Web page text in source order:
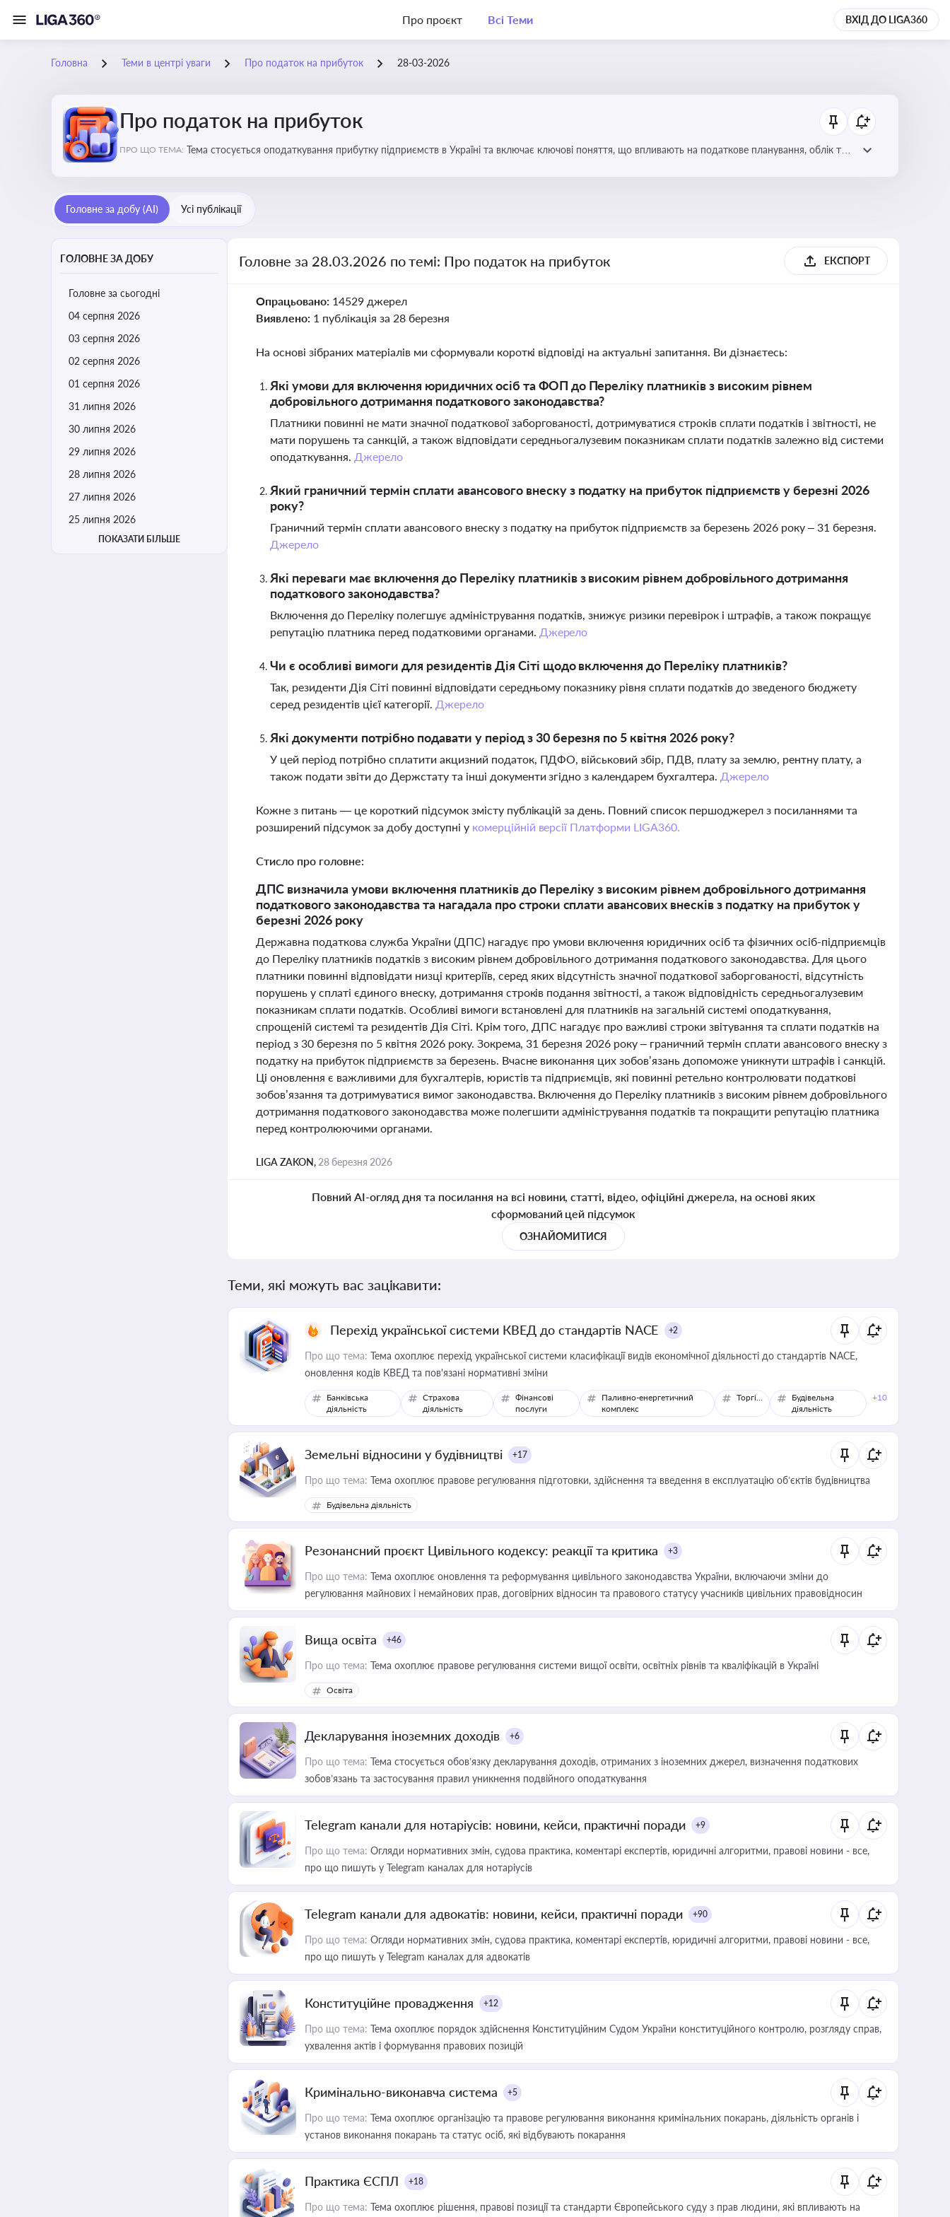
Про проєкт Всі Теми ВХІД ДО LIGA360
Головна Теми в центрі уваги Про податок на прибуток 28-03-2026
Про податок на прибуток
ПРО ЩО ТЕМА: Тема стосується оподаткування прибутку підприємств в Україні та включає ключові поняття, що впливають на податкове планування, облік та
Головне за добу (AI) Усі публікації
ГОЛОВНЕ ЗА ДОБУ
Головне за сьогодні
04 серпня 2026
03 серпня 2026
02 серпня 2026
01 серпня 2026
31 липня 2026
30 липня 2026
29 липня 2026
28 липня 2026
27 липня 2026
25 липня 2026
ПОКАЗАТИ БІЛЬШЕ
Головне за 28.03.2026 по темі: Про податок на прибуток ЕКСПОРТ
Опрацьовано: 14529 джерел
Виявлено: 1 публікація за 28 березня
На основі зібраних матеріалів ми сформували короткі відповіді на актуальні запитання. Ви дізнаєтесь:
Які умови для включення юридичних осіб та ФОП до Переліку платників з високим рівнем
добровільного дотримання податкового законодавства?
Платники повинні не мати значної податкової заборгованості, дотримуватися строків сплати податків і звітності, не
мати порушень та санкцій, а також відповідати середньогалузевим показникам сплати податків залежно від системи
оподаткування. Джерело
Який граничний термін сплати авансового внеску з податку на прибуток підприємств у березні 2026
року?
Граничний термін сплати авансового внеску з податку на прибуток підприємств за березень 2026 року – 31 березня.
Джерело
Які переваги має включення до Переліку платників з високим рівнем добровільного дотримання
податкового законодавства?
Включення до Переліку полегшує адміністрування податків, знижує ризики перевірок і штрафів, а також покращує
репутацію платника перед податковими органами. Джерело
Чи є особливі вимоги для резидентів Дія Сіті щодо включення до Переліку платників?
Так, резиденти Дія Сіті повинні відповідати середньому показнику рівня сплати податків до зведеного бюджету
серед резидентів цієї категорії. Джерело
Які документи потрібно подавати у період з 30 березня по 5 квітня 2026 року?
У цей період потрібно сплатити акцизний податок, ПДФО, військовий збір, ПДВ, плату за землю, рентну плату, а
також подати звіти до Держстату та інші документи згідно з календарем бухгалтера. Джерело
Кожне з питань — це короткий підсумок змісту публікацій за день. Повний список першоджерел з посиланнями та
розширений підсумок за добу доступні у комерційній версії Платформи LIGA360.
Стисло про головне:
ДПС визначила умови включення платників до Переліку з високим рівнем добровільного дотримання
податкового законодавства та нагадала про строки сплати авансових внесків з податку на прибуток у
березні 2026 року
Державна податкова служба України (ДПС) нагадує про умови включення юридичних осіб та фізичних осіб-підприємців
до Переліку платників податків з високим рівнем добровільного дотримання податкового законодавства. Для цього
платники повинні відповідати низці критеріїв, серед яких відсутність значної податкової заборгованості, відсутність
порушень у сплаті єдиного внеску, дотримання строків подання звітності, а також відповідність середньогалузевим
показникам сплати податків. Особливі вимоги встановлені для платників на загальній системі оподаткування,
спрощеній системі та резидентів Дія Сіті. Крім того, ДПС нагадує про важливі строки звітування та сплати податків на
період з 30 березня по 5 квітня 2026 року. Зокрема, 31 березня 2026 року – граничний термін сплати авансового внеску з
податку на прибуток підприємств за березень. Вчасне виконання цих зобов’язань допоможе уникнути штрафів і санкцій.
Ці оновлення є важливими для бухгалтерів, юристів та підприємців, які повинні ретельно контролювати податкові
зобов’язання та дотримуватися вимог законодавства. Включення до Переліку платників з високим рівнем добровільного
дотримання податкового законодавства може полегшити адміністрування податків та покращити репутацію платника
перед контролюючими органами.
LIGA ZAKON, 28 березня 2026
Повний AI-огляд дня та посилання на всі новини, статті, відео, офіційні джерела, на основі яких
сформований цей підсумок
ОЗНАЙОМИТИСЯ
Теми, які можуть вас зацікавити:
Перехід української системи КВЕД до стандартів NACE +2
Про що тема: Тема охоплює перехід української системи класифікації видів економічної діяльності до стандартів NACE,
оновлення кодів КВЕД та пов'язані нормативні зміни
Банківська
діяльність
Страхова
діяльність
Фінансові
послуги
Паливно-енергетичний
комплекс
Торгівля
Будівельна
діяльність
+10
Земельні відносини у будівництві +17
Про що тема: Тема охоплює правове регулювання підготовки, здійснення та введення в експлуатацію об’єктів будівництва
Будівельна діяльність
Резонансний проєкт Цивільного кодексу: реакції та критика +3
Про що тема: Тема охоплює оновлення та реформування цивільного законодавства України, включаючи зміни до
регулювання майнових і немайнових прав, договірних відносин та правового статусу учасників цивільних правовідносин
Вища освіта +46
Про що тема: Тема охоплює правове регулювання системи вищої освіти, освітніх рівнів та кваліфікацій в Україні
Освіта
Декларування іноземних доходів +6
Про що тема: Тема стосується обов’язку декларування доходів, отриманих з іноземних джерел, визначення податкових
зобов’язань та застосування правил уникнення подвійного оподаткування
Telegram канали для нотаріусів: новини, кейси, практичні поради +9
Про що тема: Огляди нормативних змін, судова практика, коментарі експертів, юридичні алгоритми, правові новини - все,
про що пишуть у Telegram каналах для нотаріусів
Telegram канали для адвокатів: новини, кейси, практичні поради +90
Про що тема: Огляди нормативних змін, судова практика, коментарі експертів, юридичні алгоритми, правові новини - все,
про що пишуть у Telegram каналах для адвокатів
Конституційне провадження +12
Про що тема: Тема охоплює порядок здійснення Конституційним Судом України конституційного контролю, розгляду справ,
ухвалення актів і формування правових позицій
Кримінально-виконавча система +5
Про що тема: Тема охоплює організацію та правове регулювання виконання кримінальних покарань, діяльність органів і
установ виконання покарань та статус осіб, які відбувають покарання
Практика ЄСПЛ +18
Про що тема: Тема охоплює рішення, правові позиції та стандарти Європейського суду з прав людини, які впливають на